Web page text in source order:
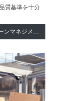
質基準を十分
サプライチェーンマネジメント